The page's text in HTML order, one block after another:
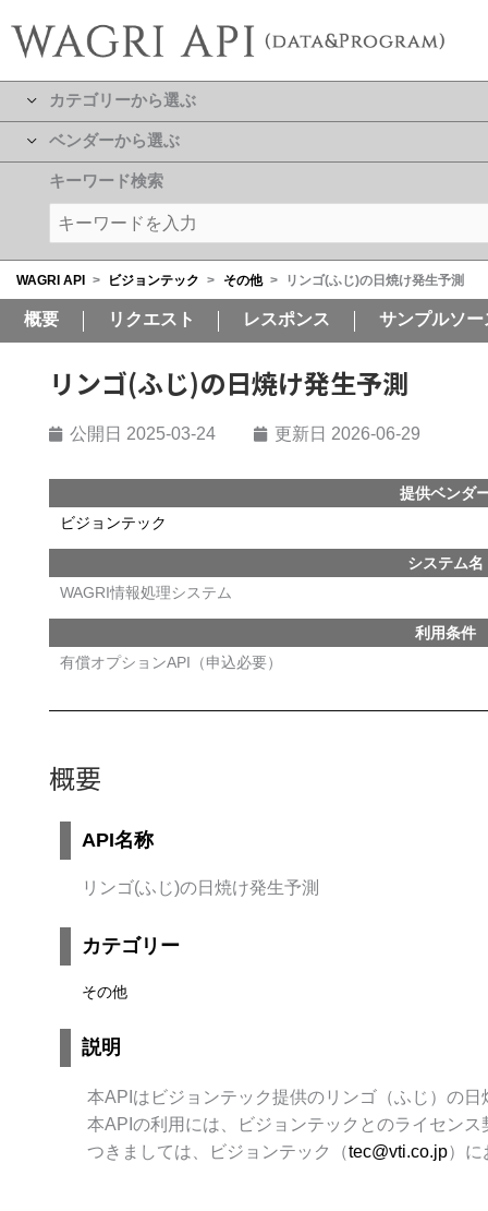
カテゴリーから選ぶ
ベンダーから選ぶ
キーワード検索
WAGRI API > ビジョンテック > その他 > リンゴ(ふじ)の日焼け発生予測
概要 リクエスト レスポンス サンプルソ
リンゴ(ふじ)の日焼け発生予測
公開日 2025-03-24 更新日 2026-06-29
提供ベンダ
ビジョンテック
システム名
WAGRI情報処理システム
利用条件
有償オプションAPI（申込必要）
概要
API名称
リンゴ(ふじ)の日焼け発生予測
カテゴリー
その他
説明
本APIはビジョンテック提供のリンゴ（ふじ）の
本APIの利用には、ビジョンテックとのライセン
つきましては、ビジョンテック（tec@vti.co.jp）に